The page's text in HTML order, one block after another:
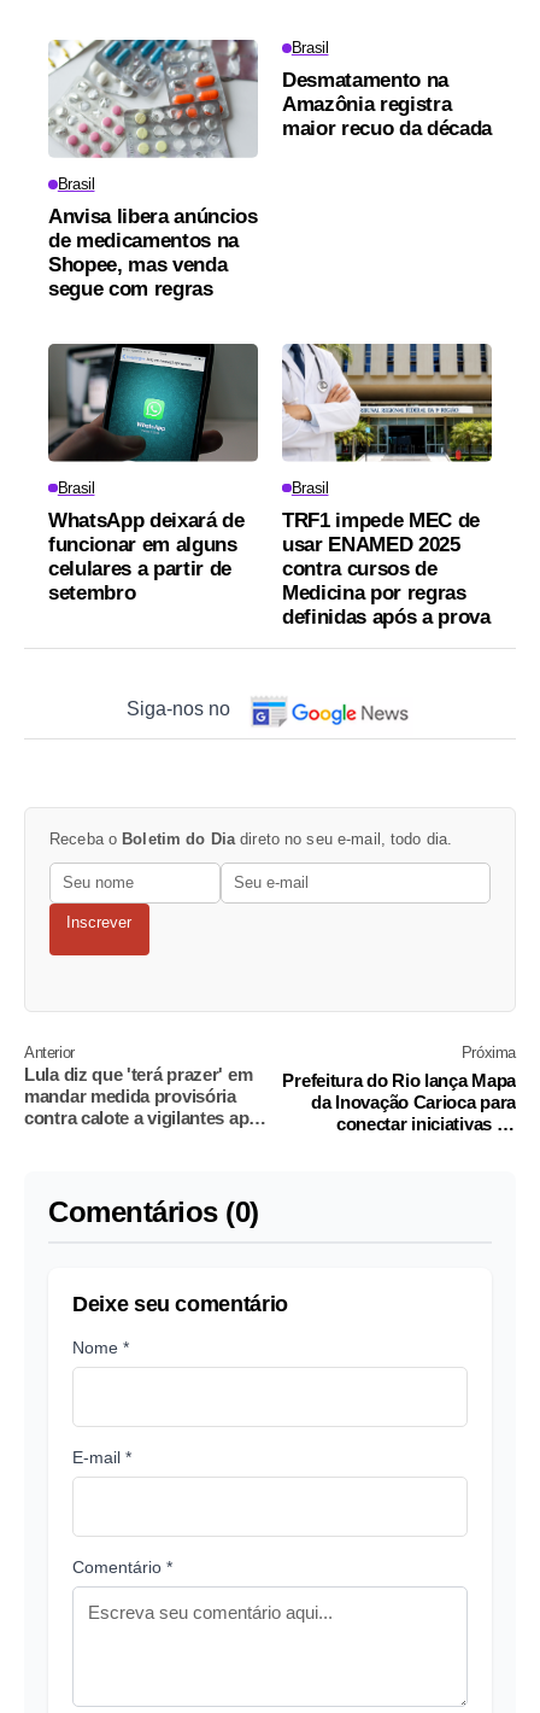
Brasil
Anvisa libera anúncios
de medicamentos na
Shopee, mas venda
segue com regras
Brasil
Desmatamento na
Amazônia registra
maior recuo da década
Brasil
WhatsApp deixará de
funcionar em alguns
celulares a partir de
setembro
Brasil
TRF1 impede MEC de
usar ENAMED 2025
contra cursos de
Medicina por regras
definidas após a prova
Siga-nos no
Receba o Boletim do Diadireto no seu e-mail, todo dia.
Inscrever
Anterior
Lula diz que 'terá prazer' em
mandar medida provisória
contra calote a vigilantes após
Próxima
Prefeitura do Rio lança Mapa
da Inovação Carioca para
conectar iniciativas de
Comentários (0)
Deixe seu comentário
Nome *
E-mail *
Comentário *